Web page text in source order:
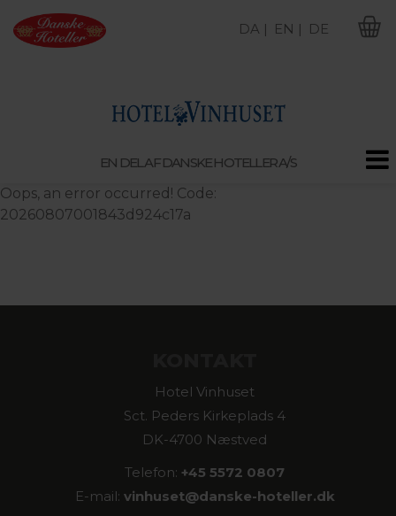
EN DEL AF DANSKE HOTELLER A/S
DA | EN | DE
Oops, an error occurred! Code:
20260807001843d924c17a
Hotel Vinhuset
Sct. Peders Kirkeplads 4
DK-4700 Næstved
Telefon: +45 5572 0807
E-mail: vinhuset@danske-hoteller.dk